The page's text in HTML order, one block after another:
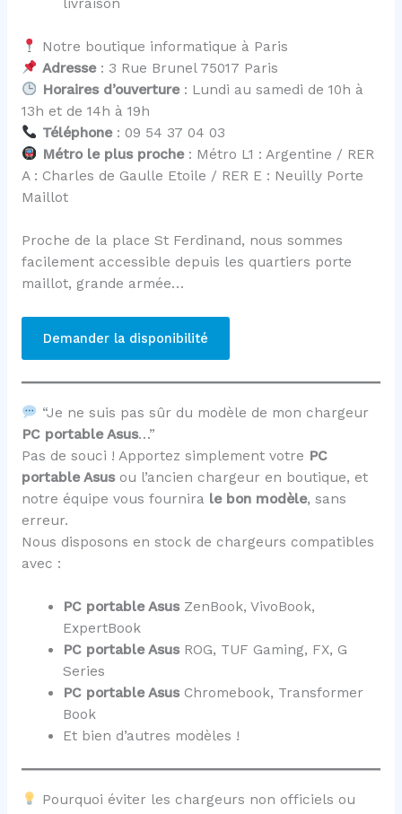
livraison
Notre boutique informatique à Paris
Adresse: 3 Rue Brunel 75017 Paris
Horaires d’ouverture: Lundi au samedi de 10h à
13h et de 14h à 19h
Téléphone: 09 54 37 04 03
Métro le plus proche: Métro L1 : Argentine / RER
A : Charles de Gaulle Etoile / RER E : Neuilly Porte
Maillot
Proche de la place St Ferdinand, nous sommes
facilement accessible depuis les quartiers porte
maillot, grande armée…
Demander la disponibilité
“Je ne suis pas sûr du modèle de mon chargeur
PC portable Asus…”
Pas de souci ! Apportez simplement votre PC
portable Asus ou l’ancien chargeur en boutique, et
notre équipe vous fournira le bon modèle, sans
erreur.
Nous disposons en stock de chargeurs compatibles
avec :
PC portable Asus ZenBook, VivoBook,
ExpertBook
PC portable Asus ROG, TUF Gaming, FX, G
Series
PC portable Asus Chromebook, Transformer
Book
Et bien d’autres modèles !
Pourquoi éviter les chargeurs non officiels ou